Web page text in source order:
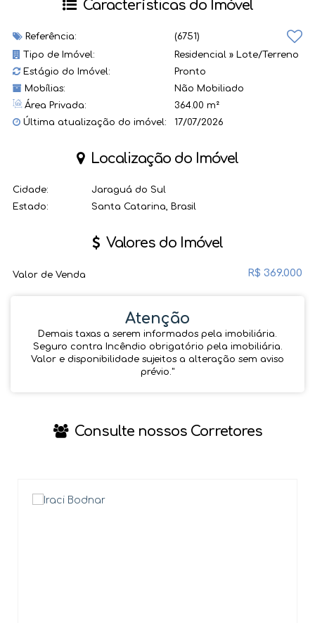
Características do Imóvel
Referência:
(6751)
Tipo de Imóvel:
Residencial » Lote/Terreno
Estágio do Imóvel:
Pronto
Mobílias:
Não Mobiliado
Área Privada:
364.00 m²
Última atualização do imóvel:
17/07/2026
Localização do Imóvel
Cidade:
Jaraguá do Sul
Estado:
Santa Catarina, Brasil
Valores do Imóvel
R$ 369.000
Valor de Venda
Atenção
Demais taxas a serem informados pela imobiliária.
Seguro contra Incêndio obrigatório pela imobiliária.
Valor e disponibilidade sujeitos a alteração sem aviso
prévio.''
Consulte nossos Corretores